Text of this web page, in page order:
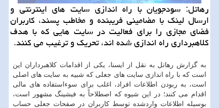
رهاتل: سودجویان با راه اندازی سایت های اینترنتی و
ارسال لینك با مضامینی فریبنده و مخاطب پسند، كاربران
فضای مجازی را برای فعالیت در سایت هایی كه با هدف
كلاهبرداری راه اندازی شده اند، تحریك و ترغیب می كنند.
به گزارش رهاتل به نقل از ایسنا، یكی از اقدامات كلاهبرداران این
است كه با راه اندازی سایت های جعلی كه شبیه به سایت های اصلی
است، به ربودن اطلاعات افراد، اغلب برای سوءاستفاده های مالی
اقدام می كنند؛ در این شیوه كه اصطلاحاً به فیشینگ مشهور است،
بوسیله اطلاعات واردشده توسط كاربران در صفحات جعلی حساب